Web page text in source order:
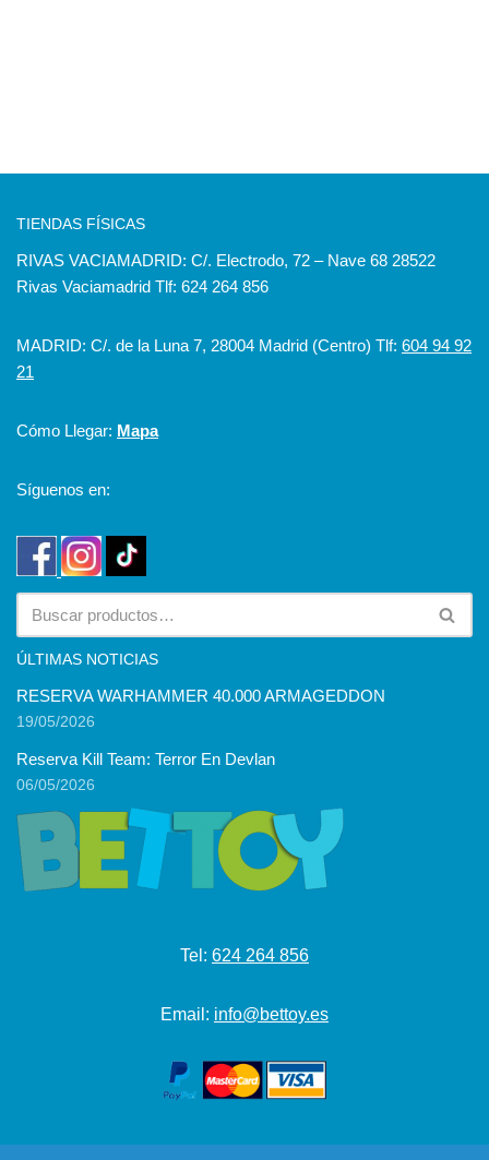
TIENDAS FÍSICAS
RIVAS VACIAMADRID: C/. Electrodo, 72 – Nave 68 28522
Rivas Vaciamadrid Tlf: 624 264 856
MADRID: C/. de la Luna 7, 28004 Madrid (Centro) Tlf: 604 94 92
21
Cómo Llegar: Mapa
Síguenos en:
ÚLTIMAS NOTICIAS
RESERVA WARHAMMER 40.000 ARMAGEDDON
19/05/2026
Reserva Kill Team: Terror En Devlan
06/05/2026
Tel: 624 264 856
Email: info@bettoy.es